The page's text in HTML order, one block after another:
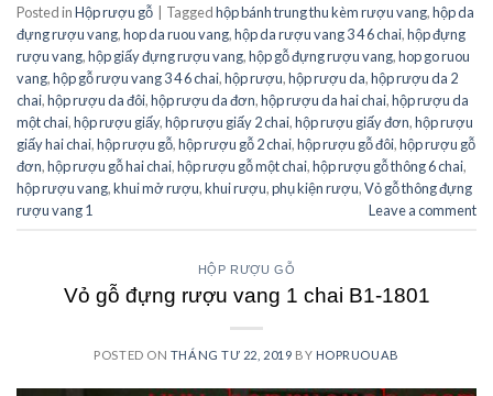
Posted inHộp rượu gỗ Taggedhộp bánh trung thu kèm rượu vang,hộp da
đựng rượu vang,hop da ruou vang,hộp da rượu vang 3 4 6 chai,hộp đựng
rượu vang,hộp giấy đựng rượu vang,hộp gỗ đựng rượu vang,hop go ruou
vang,hộp gỗ rượu vang 3 4 6 chai,hộp rượu,hộp rượu da,hộp rượu da 2
chai,hộp rượu da đôi,hộp rượu da đơn,hộp rượu da hai chai,hộp rượu da
một chai,hộp rượu giấy,hộp rượu giấy 2 chai,hộp rượu giấy đơn,hộp rượu
giấy hai chai,hộp rượu gỗ,hộp rượu gỗ 2 chai,hộp rượu gỗ đôi,hộp rượu gỗ
đơn,hộp rượu gỗ hai chai,hộp rượu gỗ một chai,hộp rượu gỗ thông 6 chai,
hộp rượu vang,khui mở rượu,khui rượu,phụ kiện rượu,Vỏ gỗ thông đựng
rượu vang 1
Leave a comment
HỘP RƯỢU GỖ
Vỏ gỗ đựng rượu vang 1 chai B1-1801
POSTED ON THÁNG TƯ 22, 2019 BY HOPRUOUAB